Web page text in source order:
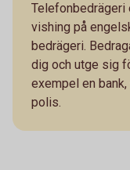
vishing på
bedrägeri.
dig och utge sig
exempel en
polis.